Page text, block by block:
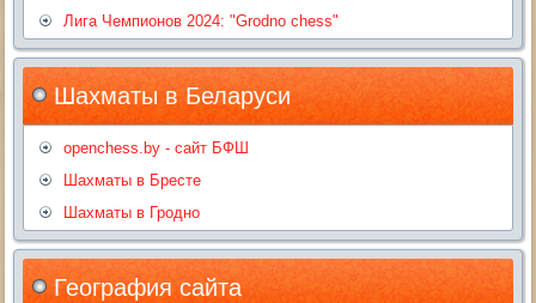
Лига Чемпионов 2024: "Grodno chess"
Шахматы в Беларуси
openchess.by - сайт БФШ
Шахматы в Бресте
Шахматы в Гродно
География сайта